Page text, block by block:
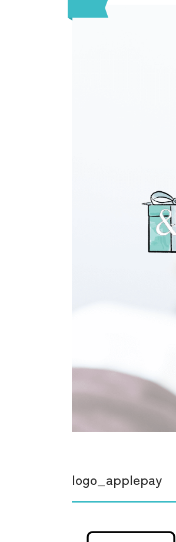
logo_applepay